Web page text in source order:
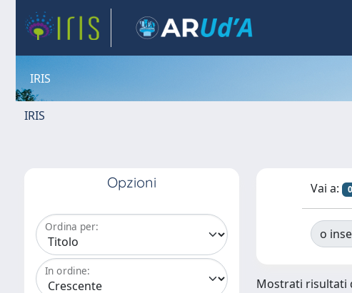
IRIS
IRIS
Opzioni
Ordina per:
In ordine:
Vai a:
o
Mostrati risultati